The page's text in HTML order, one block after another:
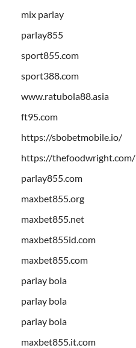
mix parlay
parlay855
sport855.com
sport388.com
www.ratubola88.asia
ft95.com
https://sbobetmobile.io/
https://thefoodwright.com/
parlay855.com
maxbet855.org
maxbet855.net
maxbet855id.com
maxbet855.com
parlay bola
parlay bola
parlay bola
maxbet855.it.com